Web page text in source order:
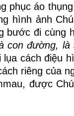
phục áo
hình ảnh
bước đi cùng
con đường,
lụa cách điệu
riêng của
được